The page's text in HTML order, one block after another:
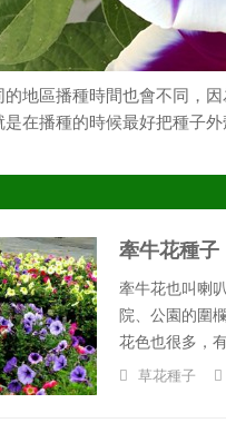
地區播種時間也會不同，
在播種的時候最好把種子
牽牛花種子
牽牛花也叫喇
院、公園的圍
花色也很多，
草花種子